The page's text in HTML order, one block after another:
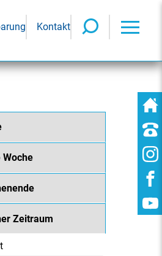
Kontakt
Woche
Zeitraum